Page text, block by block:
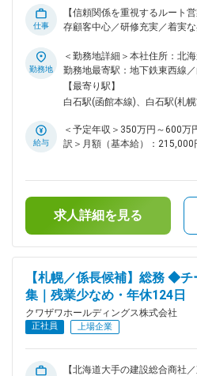
見込まれています。 ◎制度・
度や、資格取得支援制度、産
で、休暇を取得しやすい環境
変更の範囲：会社の定める業務
仕事
【信頼関係を重視するルート
存顧客中心／研修充実／着実
を取り扱う「建設資材の総合
集します。 ■業務内容 営業先はゼネコン、ハウスメーカー、
工務店、建材販売店など既存
し、必要な資材を提案します
整を通じて、顧客から「あな
信頼関係を築くことが重要で
域の発展に貢献できるやりがいがありま
ディングス株式会社に入社後
所：北海道札幌市白石区中央2
整業務を通じて、顧客と長期
北海道のランドマーク建築に関
く環境 札幌本社の自社ビル勤
歳、落ち着いた雰囲気の職場
から専門知識を身につけた社員が
後の流れ 入社後は座学研修で
数や経験に応じた昇給制度設
勤務地
＜勤務地詳細＞本社住所：北
勤務地最寄駅：地下鉄東西線
禁煙変更の範囲：会社の定める
【最寄り駅】
白石駅(函館本線)、白石駅(札
給与
＜予定年収＞350万円～600万
訳＞月額（基本給）：215,000
回（7月・12月）※過去実績
20,000円／月・キャリア支援
賃金はあくまでも目安の金額
求人詳細を見る
【札幌／係長候補】総務 ◆
集｜残業少なめ・年休124日
クワザワホールディングス株式会社
正社員 上場企業
【北海道大手の建設総合商社